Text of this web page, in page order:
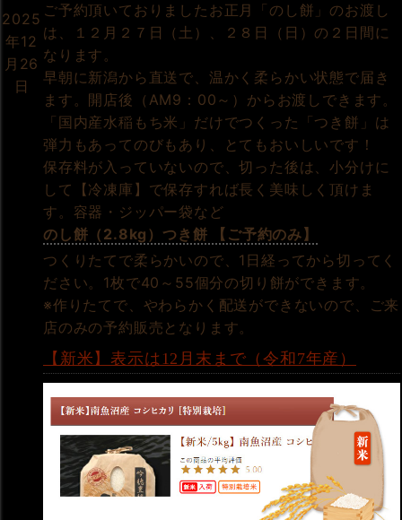
2025
年12
月26
日
ご予約頂いておりましたお正月「のし餅」のお渡し
は、１２月２７日（土）、２８日（日）の２日間に
なります。
早朝に新潟から直送で、温かく柔らかい状態で届き
ます。開店後（AM9：00～）からお渡しできます。
「国内産水稲もち米」だけでつくった「つき餅」は
弾力もあってのびもあり、とてもおいしいです！
保存料が入っていないので、切った後は、小分けに
して【冷凍庫】で保存すれば長く美味しく頂けま
す。容器・ジッパー袋など
のし餅（2.8kg）つき餅 【ご予約のみ】
つくりたてで柔らかいので、1日経ってから切ってく
ださい。1枚で40～55個分の切り餅ができます。
※作りたてで、やわらかく配送ができないので、ご来
店のみの予約販売となります。
【新米】表示は12月末まで（令和7年産）